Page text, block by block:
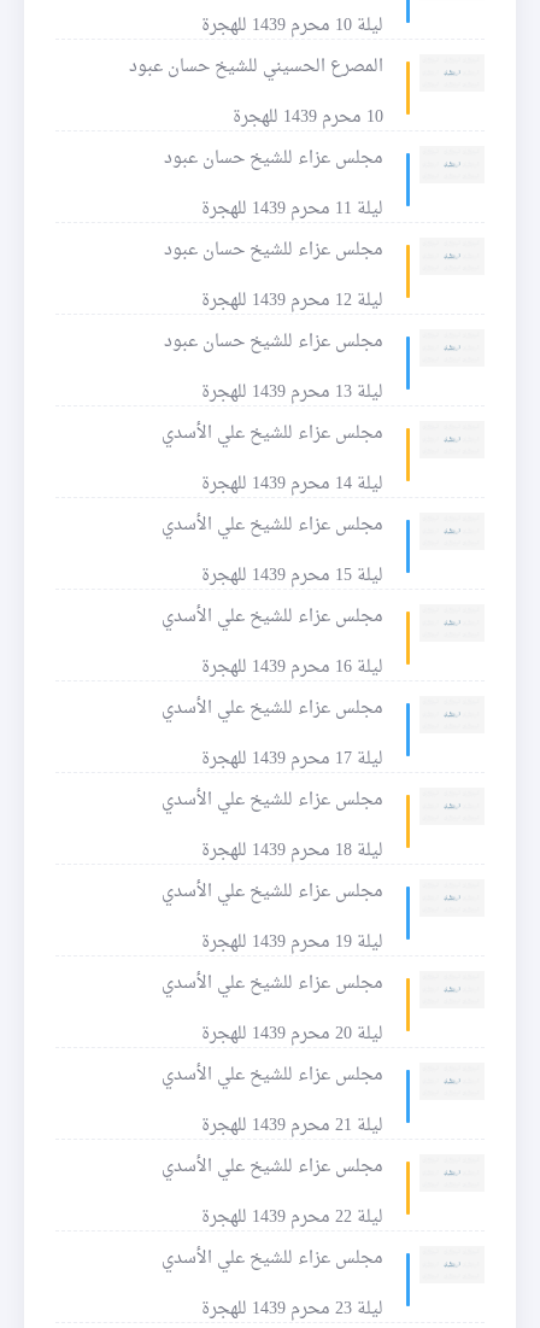
ليلة 10 محرم 1439 للهجرة
المصرع الحسيني للشيخ حسان عبود
10 محرم 1439 للهجرة
مجلس عزاء للشيخ حسان عبود
ليلة 11 محرم 1439 للهجرة
مجلس عزاء للشيخ حسان عبود
ليلة 12 محرم 1439 للهجرة
مجلس عزاء للشيخ حسان عبود
ليلة 13 محرم 1439 للهجرة
مجلس عزاء للشيخ علي الأسدي
ليلة 14 محرم 1439 للهجرة
مجلس عزاء للشيخ علي الأسدي
ليلة 15 محرم 1439 للهجرة
مجلس عزاء للشيخ علي الأسدي
ليلة 16 محرم 1439 للهجرة
مجلس عزاء للشيخ علي الأسدي
ليلة 17 محرم 1439 للهجرة
مجلس عزاء للشيخ علي الأسدي
ليلة 18 محرم 1439 للهجرة
مجلس عزاء للشيخ علي الأسدي
ليلة 19 محرم 1439 للهجرة
مجلس عزاء للشيخ علي الأسدي
ليلة 20 محرم 1439 للهجرة
مجلس عزاء للشيخ علي الأسدي
ليلة 21 محرم 1439 للهجرة
مجلس عزاء للشيخ علي الأسدي
ليلة 22 محرم 1439 للهجرة
مجلس عزاء للشيخ علي الأسدي
ليلة 23 محرم 1439 للهجرة